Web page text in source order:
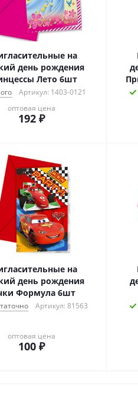
на
день рождения
Лето 6шт
Артикул: 1403-0121
оптовая цена
192 ₽
на
день рождения
Формула 6шт
Артикул: 81563
оптовая цена
100 ₽